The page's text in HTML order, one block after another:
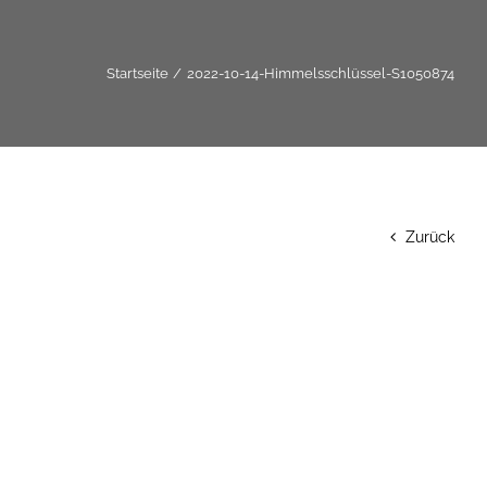
Startseite 2022-10-14-Himmelsschlüssel-S1050874
Zurück